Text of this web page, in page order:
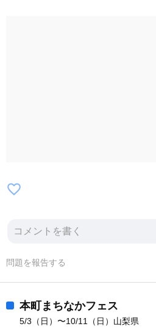
favorite_border
問題を報告する
本町まちなかフェス
5/3（日）〜10/11（日）山梨県